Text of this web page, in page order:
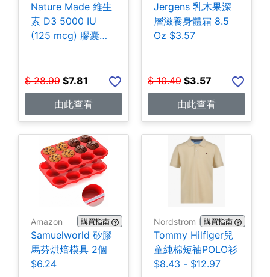
Nature Made 維生
素 D3 5000 IU
(125 mcg) 膠囊
$ 28.99 $7.81
由此查看
Jergens 乳木果深
層滋養身體霜 8.5
Oz $3.57
$ 10.49 $3.57
由此查看
Amazon 購買指南
Samuelworld 矽膠
馬芬烘焙模具 2個
$6.24
Nordstrom Rack購買指南
Tommy Hilfiger兒
童純棉短袖POLO衫
$8.43 - $12.97